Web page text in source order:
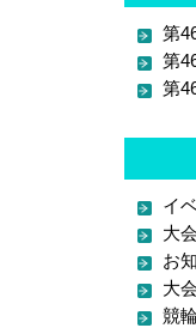
第
第
第
イ
大
お
大
競